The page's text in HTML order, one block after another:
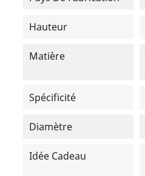
Hauteur
Matière
Spécificité
Diamètre
Idée Cadeau